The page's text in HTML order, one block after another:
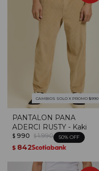
CAMBIOS SOLO X PROMO $990
PANTALON PANA
ADERCI RUSTY - Kaki
$ 990 $ 1.990 50
$ 842